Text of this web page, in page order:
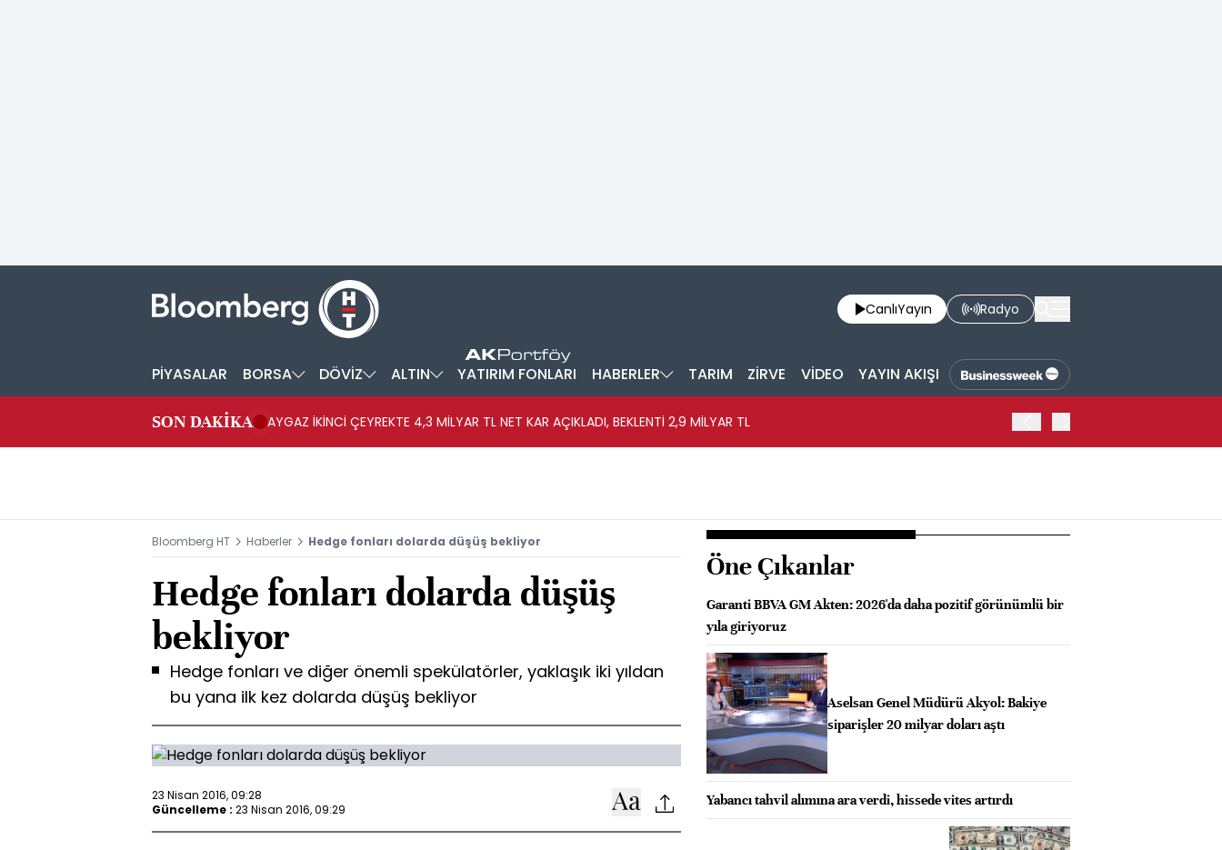
CanlıYayın Radyo
PİYASALAR BORSA DÖVİZ ALTIN YATIRIM FONLARI HABERLER TARIM ZİRVE VİDEO YAYIN AKIŞI
SON DAKİKA AYGAZ İKİNCİ ÇEYREKTE 4,3 MİLYAR TL NET KAR AÇIKLADI, BEKLENTİ 2,9 MİLYAR TL
Bloomberg HT Haberler Hedge fonları dolarda düşüş bekliyor
Hedge fonları dolarda düşüş
bekliyor
Hedge fonları ve diğer önemli spekülatörler, yaklaşık iki yıldan
bu yana ilk kez dolarda düşüş bekliyor
23 Nisan 2016, 09:28
Güncelleme : 23 Nisan 2016, 09:29
Öne Çıkanlar
Garanti BBVA GM Akten: 2026'da daha pozitif görünümlü bir
yıla giriyoruz
Aselsan Genel Müdürü Akyol: Bakiye
siparişler 20 milyar doları aştı
Yabancı tahvil alımına ara verdi, hissede vites artırdı